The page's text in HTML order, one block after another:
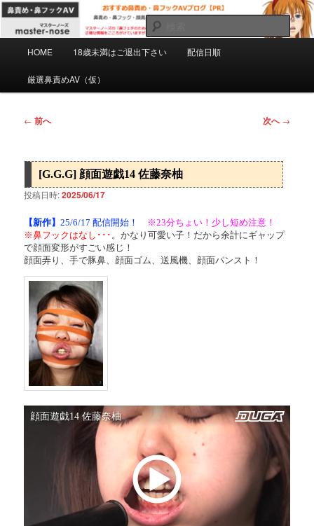
メ
イ
ン
ン
おすすめ鼻責め・鼻フックAVブログ
【PR】
マスターノーズの鼻フェチのための鼻責め・鼻フックAVを紹介するPRブロ
グです。正確な情報をこころがけていますがミスもあると思います。自己責
任で慎重にご購入下さい。
検
索
HOME 18歳未満はご退出下さい 配信日順
厳選鼻責めAV（仮）
投
ビ
ー
ョ
ン
← 前へ 次へ→
[G.G.G] 顔面遊戯14 佐藤奈柚
投稿日時:2025/06/17
【新作】25/6/17 配信開始！
※23分ちょい！少し短め注意！
※鼻フックはなし･･･ 。かなり可愛い子！だから余計にギャップ
で顔面変形がすごい感じ！
顔面弄り、手で豚鼻、顔面ゴム、送風機、顔面パンスト！